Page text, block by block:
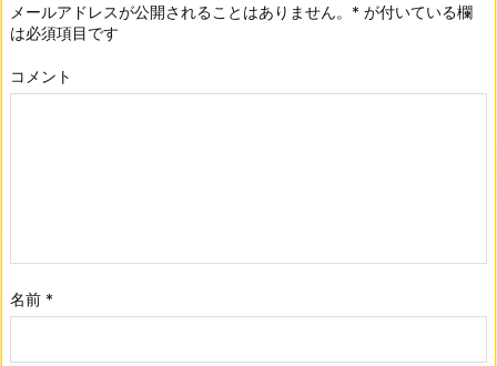
メールアドレスが公開されることはありません。 * が付いている欄
は必須項目です
コメント
名前 *